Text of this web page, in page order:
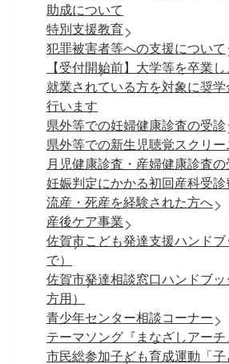
助成について
特別支援教育
犯罪被害者等への支援について
【受付開始前】大学等を卒業
就業されている方を対象に奨
行います
県外等での妊婦健康診査の受診
県外等での新生児聴覚スクリ
月児健康診査・産婦健康診査の
妊娠判定にかかる初回産科受
流産・死産を経験された方へ
産後ケア事業
佐賀市こども発達支援ハンドブ
で）
佐賀市発達相談窓口ハンドブ
方用）
青少年センター相談コーナー
テーマソング『まなざしアーチ
市民総参加子ども育成運動「